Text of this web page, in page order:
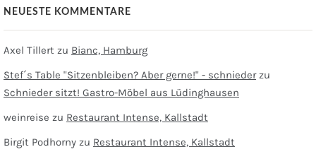
NEUESTE KOMMENTARE
Axel Tillert zu Bianc, Hamburg
Stef´s Table "Sitzenbleiben? Aber gerne!" - schniederzu
Schnieder sitzt! Gastro-Möbel aus Lüdinghausen
weinreise zu Restaurant Intense, Kallstadt
Birgit Podhorny zu Restaurant Intense, Kallstadt